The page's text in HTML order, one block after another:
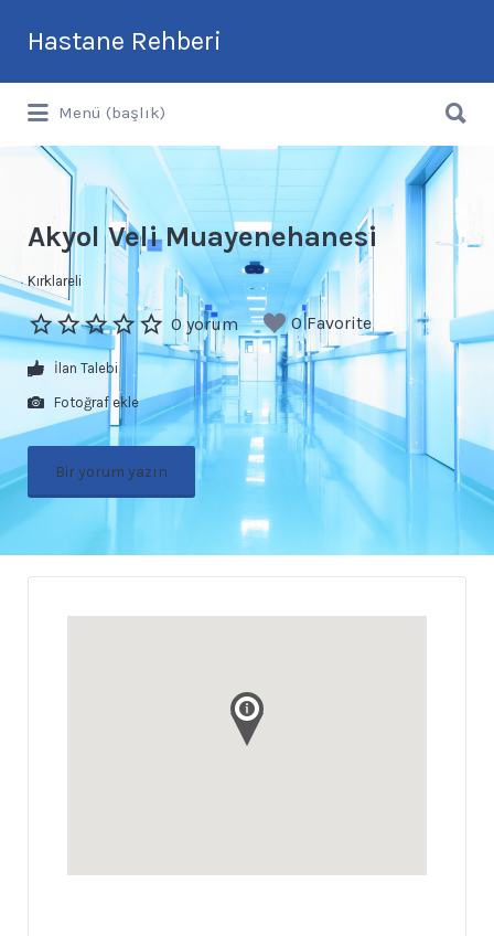
Hastane Rehberi
Türkiye'nin En Güncel Hastane Rehberi
Menü (başlık)
Akyol Veli Muayenehanesi
Kırklareli
0 yorum 0 Favorite
İlan Talebi
Fotoğraf ekle
Bir yorum yazın